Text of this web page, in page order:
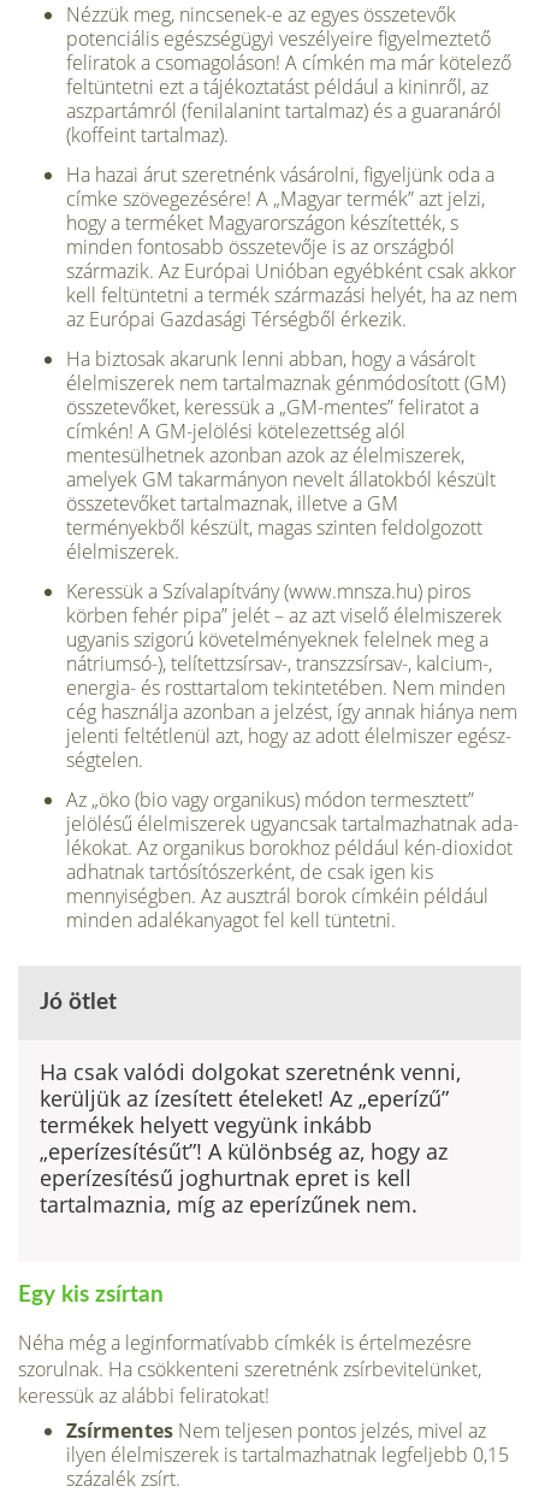
Nézzük meg, nincsenek-e az egyes összetevők
potenciális egészségügyi veszélyeire figyelmeztető
feliratok a csomagoláson! A címkén ma már kötelező
feltüntetni ezt a tájékoztatást például a kininről, az
aszpartámról (fenilalanint tartalmaz) és a guaranáról
(koffeint tartalmaz).
Ha hazai árut szeretnénk vásárolni, figyeljünk oda a
címke szövegezésére! A „Magyar termék” azt jelzi,
hogy a terméket Magyarországon készítették, s
minden fontosabb összetevője is az országból
származik. Az Európai Unióban egyébként csak akkor
kell feltüntetni a termék származási helyét, ha az nem
az Európai Gazdasági Térségből érkezik.
Ha biztosak akarunk lenni abban, hogy a vásárolt
élelmiszerek nem tartalmaznak génmódosított (GM)
összetevőket, keressük a „GM-mentes” feliratot a
címkén! A GM-jelölési kötelezettség alól
mentesülhetnek azonban azok az élelmiszerek,
amelyek GM takarmányon nevelt állatokból készült
összetevőket tartalmaznak, illetve a GM
terményekből készült, magas szinten feldolgozott
élelmiszerek.
Keressük a Szívalapítvány (www.mnsza.hu) piros
körben fehér pipa” jelét – az azt viselő élelmi­szerek
ugyanis szigorú követelmé­nyeknek felelnek meg a
nátrium­só-), telítettzsírsav-, transzzsírsav-, kalcium-,
energia- és rosttartalom tekintetében. Nem minden
cég használja azonban a jelzést, így an­nak hiánya nem
jelenti feltétlenül azt, hogy az adott élelmiszer egész­
ségtelen.
Az „öko (bio vagy organikus) mó­don termesztett”
jelölésű élelmisze­rek ugyancsak tartalmazhatnak ada­
lékokat. Az organikus borokhoz például kén-dioxidot
adhatnak tartósítószerként, de csak igen kis
mennyiségben. Az ausztrál borok címkéin például
minden adalékanya­got fel kell tüntetni.
Jó ötlet
Ha csak valódi dolgokat szeretnénk venni,
kerüljük az ízesített ételeket! Az „eperízű”
termékek helyett vegyünk inkább
„eperízesítésűt”! A különbség az, hogy az
eperízesítésű joghurtnak epret is kell
tartalmaznia, míg az eperízűnek nem.
Egy kis zsírtan
Néha még a leginformatívabb címkék is értelmezésre
szorulnak. Ha csökkenteni szeretnénk zsír­bevitelünket,
keressük az alábbi feliratokat!
Zsírmentes Nem teljesen pon­tos jelzés, mivel az
ilyen élelmisze­rek is tartalmazhatnak legfeljebb 0,15
százalék zsírt.